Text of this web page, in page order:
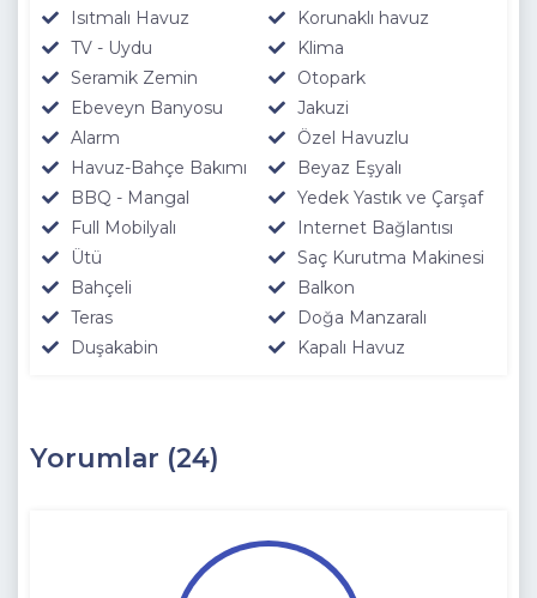
Isıtmalı Havuz
Korunaklı havuz
TV - Uydu
Klima
Seramik Zemin
Otopark
Ebeveyn Banyosu
Jakuzi
Alarm
Özel Havuzlu
Havuz-Bahçe Bakımı
Beyaz Eşyalı
BBQ - Mangal
Yedek Yastık ve Çarşaf
Full Mobilyalı
Internet Bağlantısı
Ütü
Saç Kurutma Makinesi
Bahçeli
Balkon
Teras
Doğa Manzaralı
Duşakabin
Kapalı Havuz
Yorumlar (24)